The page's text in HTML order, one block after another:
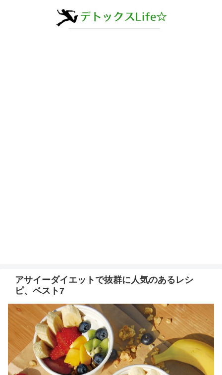
アサイーダイエットで抜群に人気のあるレシ
ピ、ベスト7